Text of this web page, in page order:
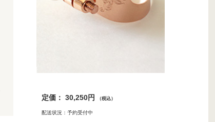
定価： 30,250円 （税込）
配送状況：予約受付中